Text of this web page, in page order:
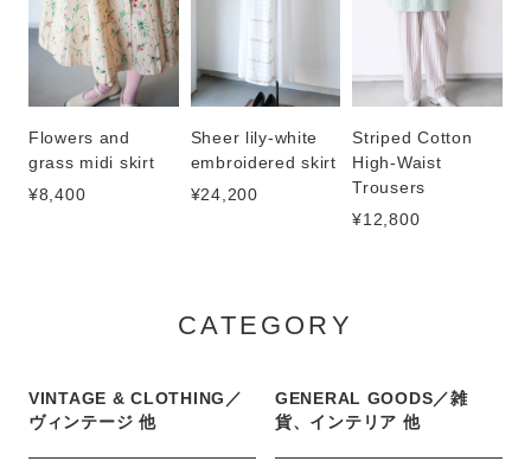
Flowers and
grass midi skirt
¥8,400
Sheer lily-white
embroidered skirt
¥24,200
Striped Cotton
High-Waist
Trousers
¥12,800
CATEGORY
VINTAGE & CLOTHING／
ヴィンテージ 他
GENERAL GOODS／雑
貨、インテリア 他